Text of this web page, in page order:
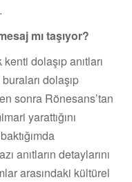
mı taşıyor?
dolaşıp anıtları
dolaşıp
sonra Rönesans’tan
yarattığını
anıtların detaylarını
arasındaki kültürel